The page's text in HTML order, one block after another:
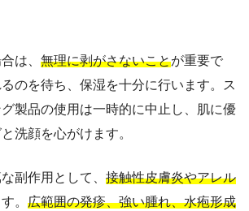
は、 無理に剥がさないことが重要で
のを待ち、保湿を十分に行います。ス
製品の使用は一時的に中止し、肌に優
洗顔を心がけます。
副作用として、 接触性皮膚炎やアレル
。 広範囲の発疹、強い腫れ、水疱形成